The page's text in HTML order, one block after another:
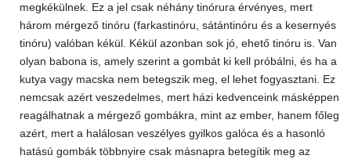
megkékülnek. Ez a jel csak néhány tinórura érvényes, mert
három mérgező tinóru (farkastinóru, sátántinóru és a kesernyés
tinóru) valóban kékül. Kékül azonban sok jó, ehető tinóru is. Van
olyan babona is, amely szerint a gombát ki kell próbálni, és ha a
kutya vagy macska nem betegszik meg, el lehet fogyasztani. Ez
nemcsak azért veszedelmes, mert házi kedvenceink másképpen
reagálhatnak a mérgező gombákra, mint az ember, hanem főleg
azért, mert a halálosan veszélyes gyilkos galóca és a hasonló
hatású gombák többnyire csak másnapra betegítik meg az